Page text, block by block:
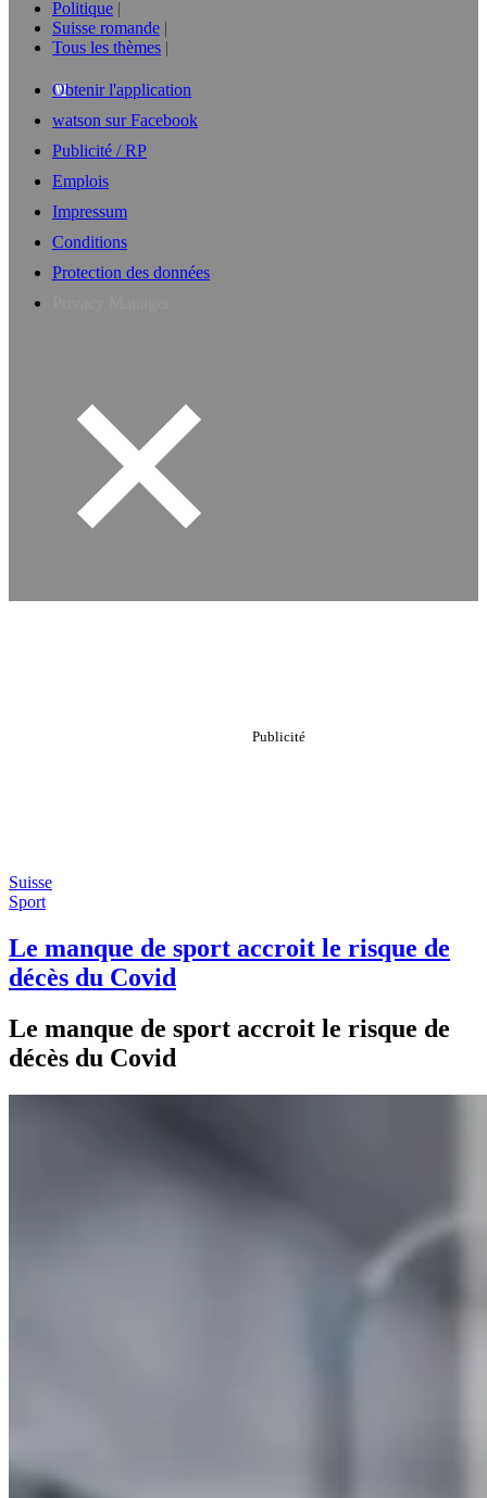
Politique
Suisse romande
Tous les thèmes
Obtenir l'application
watson sur Facebook
Publicité / RP
Emplois
Impressum
Conditions
Protection des données
Suisse
Sport
Le manque de sport accroit le risque de
décès du Covid
Le manque de sport accroit le risque de
décès du Covid